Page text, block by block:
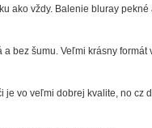
ako vždy. Balenie bluray
bez šumu. Veľmi krásny
je vo veľmi dobrej kvalite, no cz